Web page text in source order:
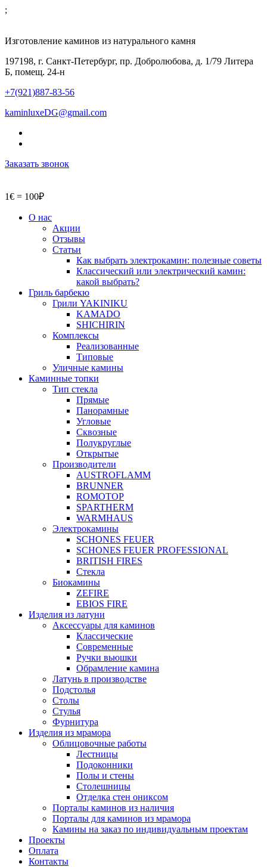
;
Изготовление каминов из натурального камня
197198, г. Санкт-Петербург, пр. Добролюбова, д. 1/79 Литера
Б, помещ. 24-н
+7(921)887-83-56
kaminluxeDG@gmail.com
Заказать звонок
1€ = 100₽
О нас
Акции
Отзывы
Статьи
Как выбрать электрокамин: полезные советы
Классический или электрический камин:
какой выбрать?
Гриль барбекю
Грили YAKINIKU
KAMADO
SHICHIRIN
Комплексы
Реализованные
Типовые
Уличные камины
Каминные топки
Тип стекла
Прямые
Панорамные
Угловые
Сквозные
Полукруглые
Открытые
Производители
AUSTROFLAMM
BRUNNER
ROMOTOP
SPARTHERM
WARMHAUS
Электрокамины
SCHONES FEUER
SCHONES FEUER PROFESSIONAL
BRITISH FIRES
Стекла
Биокамины
ZEFIRE
EBIOS FIRE
Изделия из латуни
Аксессуары для каминов
Классические
Современные
Ручки вьюшки
Обрамление камина
Латунь в производстве
Подстолья
Столы
Стулья
Фурнитура
Изделия из мрамора
Облицовочные работы
Лестницы
Подоконники
Полы и стены
Столешницы
Отделка стен ониксом
Порталы каминов из наличия
Порталы для каминов из мрамора
Камины на заказ по индивидуальным проектам
Проекты
Оплата
Контакты